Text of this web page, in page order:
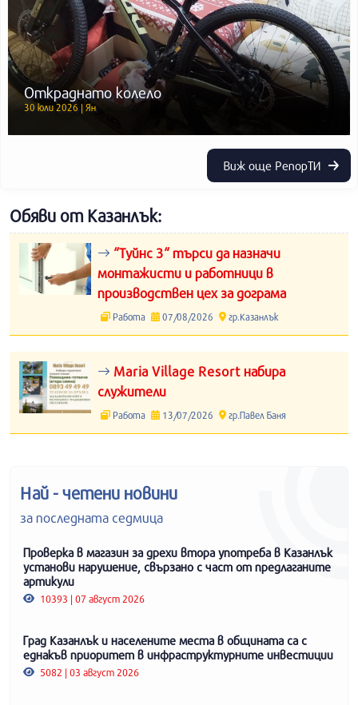
Откраднато колело
30 юли 2026 | Ян
Виж още РепорТИ
Обяви от Казанлък:
“Туйнс 3“ търси да назначи
монтажисти и работници в
производствен цех за дограма
Работа 07/08/2026 гр.Казанлък
Maria Village Resort набира
служители
Работа 13/07/2026 гр.Павел Баня
Най - четени новини
за последната седмица
Проверка в магазин за дрехи втора употреба в Казанлък
установи нарушение, свързано с част от предлаганите
артикули
10393 | 07 август 2026
Град Казанлък и населените места в общината са с
еднакъв приоритет в инфраструктурните инвестиции
5082 | 03 август 2026